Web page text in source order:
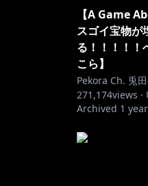
【A Game
スゴイ宝物が
る！！！！！
こら】
Pekora Ch. 兎
271,174views ·
Archived 1